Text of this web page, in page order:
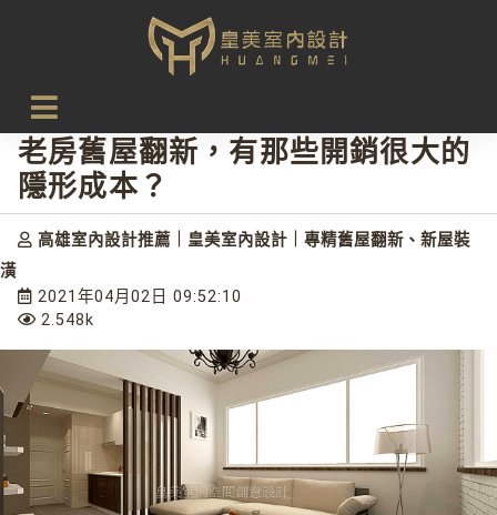
首頁
設計新知
老房舊屋翻新，有那些開銷很大的隱形成本？
老房舊屋翻新，有那些開銷很大的
隱形成本？
高雄室內設計推薦｜皇美室內設計｜專精舊屋翻新、新屋裝
潢
2021年04月02日 09:52:10
2.548k